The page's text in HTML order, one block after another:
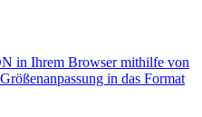
in Ihrem Browser mithilfe von
in das Format